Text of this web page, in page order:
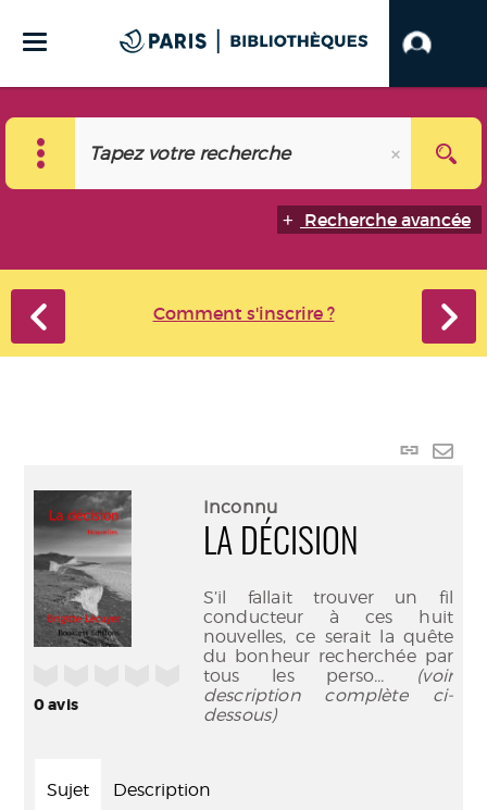
Recherche avancée
Comment s'inscrire ?
Lien
0avis
Inconnu
LA DÉCISION
S’il fallait trouver un fil
conducteur à ces huit
nouvelles, ce serait la quête
du bonheur recherchée par
tous les perso... (voir
description complète ci-
dessous)
Sujet Description